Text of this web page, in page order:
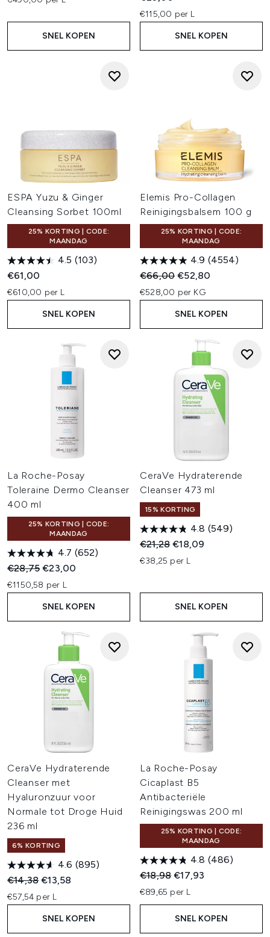
SNEL KOPEN
€115,00 per L
SNEL KOPEN
ESPA Yuzu & Ginger
Cleansing Sorbet 100ml
25% KORTING | CODE:
MAANDAG
4.5 (103)
€61,00
€610,00 per L
SNEL KOPEN
Elemis Pro-Collagen
Reinigingsbalsem 100 g
25% KORTING | CODE:
MAANDAG
4.9 (4554)
Recommended Retail Price:
€66,00Huidige prijs:
€52,80
€528,00 per KG
SNEL KOPEN
La Roche-Posay
Toleraine Dermo Cleanser
400 ml
25% KORTING | CODE:
MAANDAG
4.7 (652)
Recommended Retail Price:
€28,75Huidige prijs:
€23,00
€1150,58 per L
SNEL KOPEN
CeraVe Hydraterende
Cleanser 473 ml
15% KORTING
4.8 (549)
Recommended Retail Price:
€21,28Huidige prijs:
€18,09
€38,25 per L
SNEL KOPEN
CeraVe Hydraterende
Cleanser met
Hyaluronzuur voor
Normale tot Droge Huid
236 ml
6% KORTING
4.6 (895)
Recommended Retail Price:
€14,38Huidige prijs:
€13,58
€57,54 per L
SNEL KOPEN
La Roche-Posay
Cicaplast B5
Antibacteriële
Reinigingswas 200 ml
25% KORTING | CODE:
MAANDAG
4.8 (486)
Recommended Retail Price:
€18,98Huidige prijs:
€17,93
€89,65 per L
SNEL KOPEN